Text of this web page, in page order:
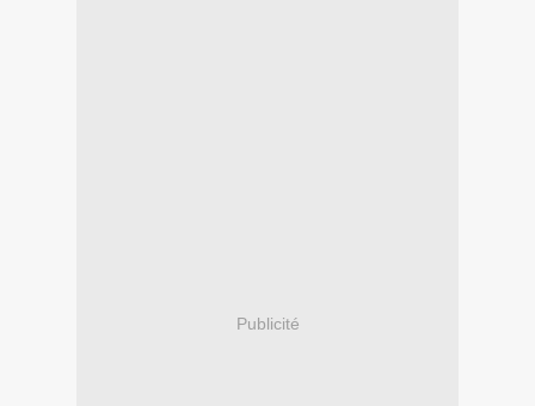
Publicité